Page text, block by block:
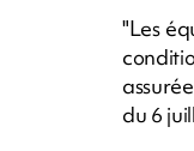
"Les
du 6